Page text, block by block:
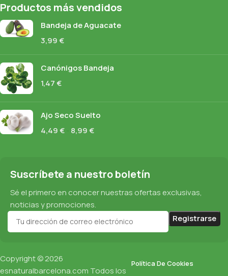
Productos más vendidos
Bandeja de Aguacate
3,99€
Canónigos Bandeja
1,47€
Ajo Seco Suelto
4,49€ 8,99€
Suscríbete a nuestro boletín
Sé el primero en conocer nuestras ofertas exclusivas,
noticias y promociones.
Copyright © 2026
esnaturalbarcelona.com Todos los
Política De Cookies